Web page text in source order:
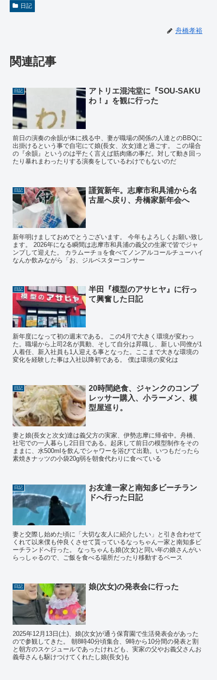
日記
舟橋孝裕
関連記事
日記
アトリエ混沌堂に『SOU-SAKU
わ！』を観に行った
前日の演奏の余韻が体に残る中、妻が職場の関係の人達とのBBQに
出掛けるという事で自宅にて娘(長女、次女)達と過ごす。 この場合
の『余韻』というのは平たく言えば筋肉痛の事だ。対して動き回っ
たり暴れまわったりする演奏をしているわけでもないのだ
日記
謹賀新年。志摩市和具浦から名
古屋へ戻り、舟橋家新年会へ
新年明けましておめでとうございます。 今年もよろしくお願い致し
ます。 2026年になる瞬間は志摩市和具浦の義父の生家で皆でジャ
ンプして迎えた。 カラムーチョを食べてノンアルコールチューハイ
なんか飲みながら「お、ジルベスターコンサー
日記
半田『模型のアサヒヤ』に行っ
て興奮した日記
新年度になって初の週末である。 この4月で大きく環境が変わっ
た。職場から上司2名が異動、そして自分は昇職し、新しい同僚が1
人着任、新入社員も1人迎える事となった。ここまで大きな環境の
変化を経験した事は入社以降初である。 僕は環境の変化は
日記
20時間絶食、ジャンクのコンプ
レッサー購入、小ラーメン、模
型屋巡り。
妻と娘(長女と次女)達は義父方の実家、伊勢志摩に帰省中。舟橋、
社宅での一人暮らし2日目である。起床して前日の模型制作をその
ままに、水500mlを飲んでシャワーを浴びて出勤。いつもだったら
素焼きナッツの小袋20g弱を朝食代わりに食べている
日記
お友達一家と南知多ビーチラン
ドへ行った日記
妻と交際し始めた頃に「大切な友人に紹介したい」と引き合わせて
くれて以来僕も仲良くさせて貰っているなっちゃん一家と南知多ビ
ーチランドへ行った。 なっちゃんも娘(次女)と同い年の娘さんがい
らっしゃるので、ご飯を食べる場所だったり移動するペース
日記 娘(次女)の発表会に行った
2025年12月13日(土)、娘(次女)が通う保育園で生活発表会があった
ので参観してきた。 朝8時40分頃集合、9時から10分間の発表と割
と朝方のスケジュールであったけれども、実家の父やお義父さんお
義母さんも駆けつけてくれたし娘(長女)も